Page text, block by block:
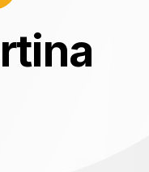
rtina